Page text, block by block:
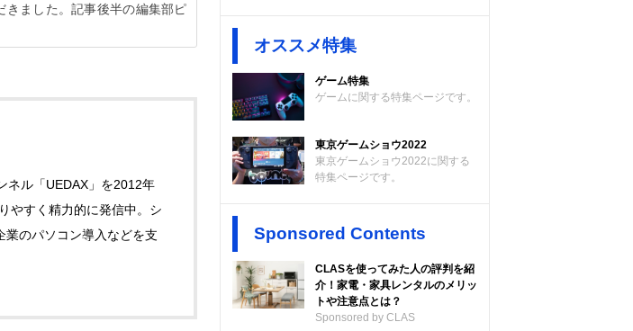
ました。記事後半の編集部ピ
ネル「UEDAX」を2012年
やすく精力的に発信中。シ
業のパソコン導入などを支
オススメ特集
ゲーム特集
ゲームに関する特集ページです。
東京ゲームショウ2022
東京ゲームショウ2022に関する
特集ページです。
Sponsored Contents
CLASを使ってみた人の評判を紹
介！家電・家具レンタルのメリッ
トや注意点とは？
Sponsored by CLAS